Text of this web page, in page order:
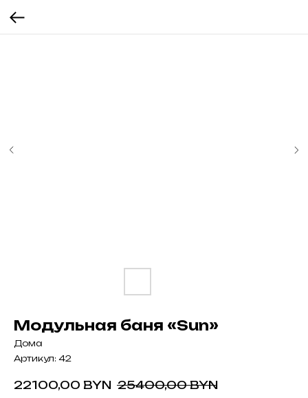
Модульная баня «Sun»
Дома
Артикул: 42
22100,00 BYN 25400,00 BYN